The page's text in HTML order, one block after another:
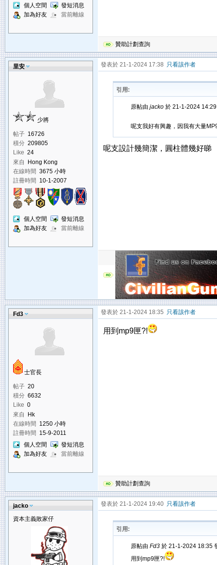
個人空間
發短消息
加為好友
當前離線
贊助計劃查詢
里安
少將
帖子 16726
積分 209805
Like 24
來自
Hong Kong
在線時間 3675 小時
註冊時間
10-1-2007
個人空間
發短消息
加為好友
當前離線
發表於 21-1-2024 17:38 只看該作者
引用:
原帖由 jacko於 21-1-2024
呢支我好有興趣，因我有大量
呢支設計幾簡潔，圓柱體幾好睇
Fd3
士官長
帖子 20
積分 6632
Like 0
來自
Hk
在線時間 1250 小時
註冊時間
15-9-2011
個人空間
發短消息
加為好友
當前離線
發表於 21-1-2024 18:35 只看該作者
用到mp9匣?!
贊助計劃查詢
jacko
資本主義敗家仔
發表於 21-1-2024 19:40 只看該作者
引用:
原帖由 Fd3於 21-1-2024 18:35
用到mp9匣?!